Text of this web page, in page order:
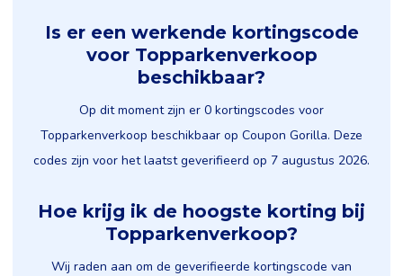
Is er een werkende kortingscode
voor Topparkenverkoop
beschikbaar?
Op dit moment zijn er 0 kortingscodes voor
Topparkenverkoop beschikbaar op Coupon Gorilla. Deze
codes zijn voor het laatst geverifieerd op 7 augustus 2026.
Hoe krijg ik de hoogste korting bij
Topparkenverkoop?
Wij raden aan om de geverifieerde kortingscode van